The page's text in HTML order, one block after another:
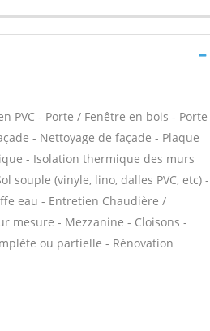
PVC - Porte / Fenêtre en bois - Porte
- Nettoyage de façade - Plaque
- Isolation thermique des murs
souple (vinyle, lino, dalles PVC, etc) -
eau - Entretien Chaudière /
mesure - Mezzanine - Cloisons -
ou partielle - Rénovation